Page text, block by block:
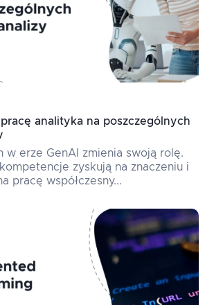
analityka na poszczególnych
w erze GenAI zmienia swoją rolę.
zyskują na znaczeniu i
pracę współczesny...